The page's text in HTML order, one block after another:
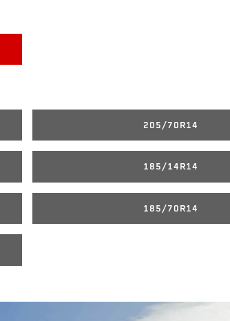
205/70R14
185/14R14
185/70R14